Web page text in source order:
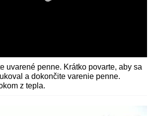
uvarené penne. Krátko povarte, aby sa
a dokončite varenie penne.
z tepla.